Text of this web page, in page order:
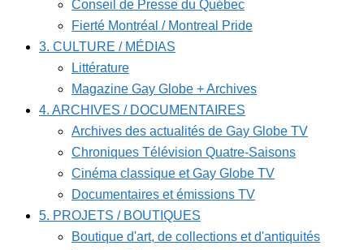
Conseil de Presse du Québec
Fierté Montréal / Montreal Pride
3. CULTURE / MÉDIAS
Littérature
Magazine Gay Globe + Archives
4. ARCHIVES / DOCUMENTAIRES
Archives des actualités de Gay Globe TV
Chroniques Télévision Quatre-Saisons
Cinéma classique et Gay Globe TV
Documentaires et émissions TV
5. PROJETS / BOUTIQUES
Boutique d'art, de collections et d'antiquités